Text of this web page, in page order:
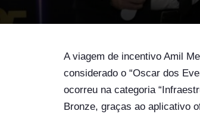
A viagem de incentivo Amil
considerado o “Oscar dos
ocorreu na categoria
Bronze, graças ao aplicativo